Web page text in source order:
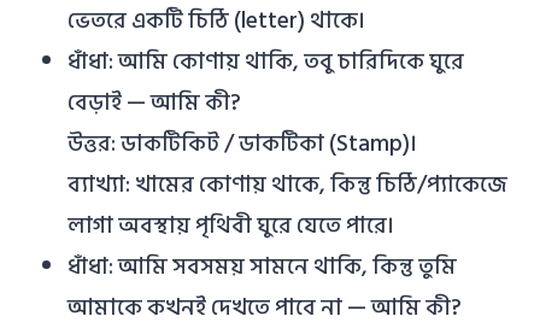
ভেতরে একটি চিঠি (letter) থাকে।
ধাঁধা: আমি কোণায় থাকি, তবু চারিদিকে ঘুরে
বেড়াই — আমি কী?
উত্তর: ডাকটিকিট / ডাকটিকা (Stamp)।
ব্যাখ্যা: খামের কোণায় থাকে, কিন্তু চিঠি/প্যাকেজে
লাগা অবস্থায় পৃথিবী ঘুরে যেতে পারে।
ধাঁধা: আমি সবসময় সামনে থাকি, কিন্তু তুমি
আমাকে কখনই দেখতে পাবে না — আমি কী?